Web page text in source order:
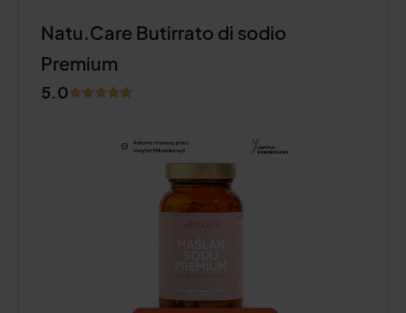
Natu.Care Butirrato di sodio
Premium
5.0